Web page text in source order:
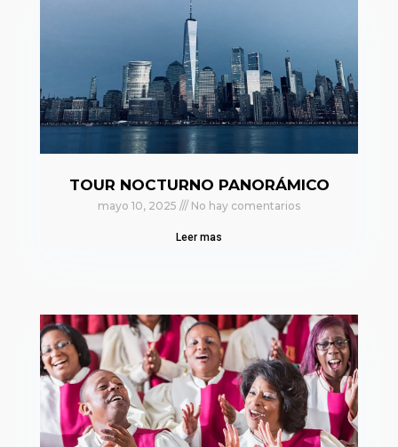
TOUR NOCTURNO PANORÁMICO
mayo 10, 2025 No hay comentarios
Leer mas